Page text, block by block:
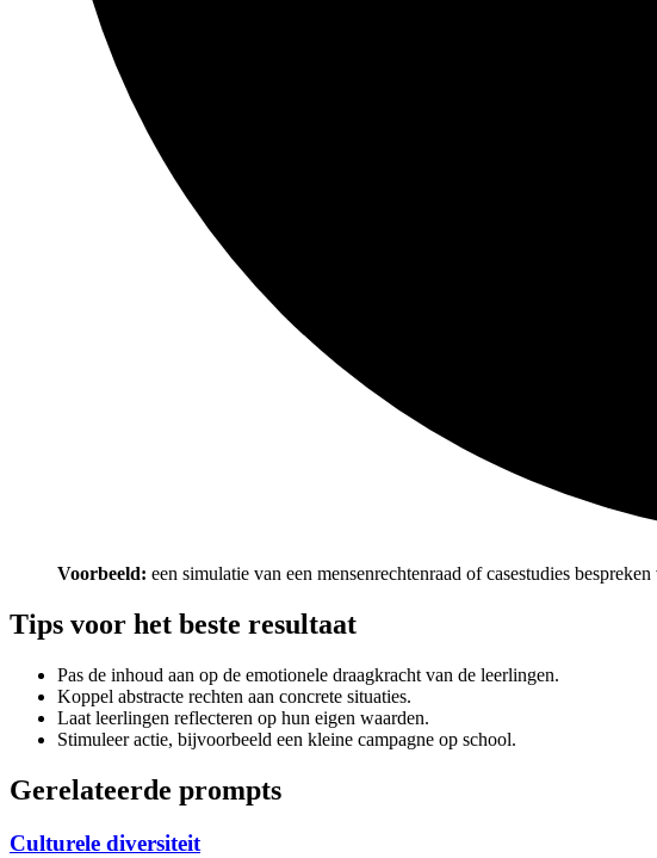
Voorbeeld: een simulatie van een mensenrechtenraad of casestudies
Tips voor het beste resultaat
Pas de inhoud aan op de emotionele draagkracht van de leerlingen.
Koppel abstracte rechten aan concrete situaties.
Laat leerlingen reflecteren op hun eigen waarden.
Stimuleer actie, bijvoorbeeld een kleine campagne op school.
Gerelateerde prompts
Culturele diversiteit